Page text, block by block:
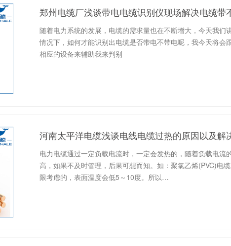
郑州电缆厂浅谈带电电缆识别仪现场解决电缆带
随着电力系统的发展，电缆的需求量也在不断增大，今天我们
情况下，如何才能识别出电缆是否带电不带电呢，我今天将会
相应的设备来辅助我来判别
河南太平洋电缆浅谈电线电缆过热的原因以及解
电力电缆通过一定负载电流时，一定会发热的，随着负载电流
高，如果不及时管理，后果可想而知。如：聚氯乙烯(PVC)电
限考虑的，表面温度会低5～10度。所以…